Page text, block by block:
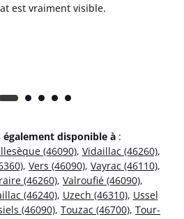
est vraiment visible.
également disponible à :
(46090), Vidaillac (46260),
, Vers (46090), Vayrac (46110),
(46260), Valroufié (46090),
(46240), Uzech (46310), Ussel
(46090), Touzac (46700), Tour-